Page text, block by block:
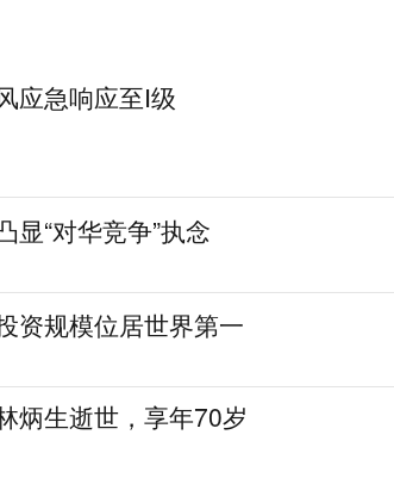
应急响应至Ⅰ级
显“对华竞争”执念
资规模位居世界第一
炳生逝世，享年70岁